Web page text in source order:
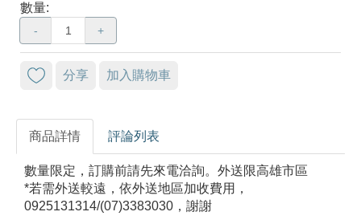
數量:
- +
分享 加入購物車
商品詳情 評論列表
數量限定，訂購前請先來電洽詢。外送限高雄市區
*若需外送較遠，依外送地區加收費用，
0925131314/(07)3383030，謝謝